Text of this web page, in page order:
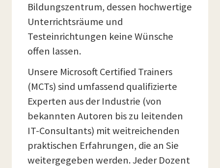
Bildungszentrum, dessen hochwertige
Unterrichtsräume und
Testeinrichtungen keine Wünsche
offen lassen.
Unsere Microsoft Certified Trainers
(MCTs) sind umfassend qualifizierte
Experten aus der Industrie (von
bekannten Autoren bis zu leitenden
IT-Consultants) mit weitreichenden
praktischen Erfahrungen, die an Sie
weitergegeben werden. Jeder Dozent